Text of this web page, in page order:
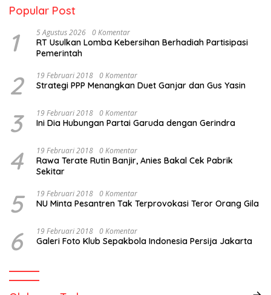
Popular Post
1 5 Agustus 2026 0 Komentar
RT Usulkan Lomba Kebersihan Berhadiah Partisipasi
Pemerintah
2 19 Februari 2018 0 Komentar
Strategi PPP Menangkan Duet Ganjar dan Gus Yasin
3 19 Februari 2018 0 Komentar
Ini Dia Hubungan Partai Garuda dengan Gerindra
4 19 Februari 2018 0 Komentar
Rawa Terate Rutin Banjir, Anies Bakal Cek Pabrik
Sekitar
5 19 Februari 2018 0 Komentar
NU Minta Pesantren Tak Terprovokasi Teror Orang Gila
6 19 Februari 2018 0 Komentar
Galeri Foto Klub Sepakbola Indonesia Persija Jakarta